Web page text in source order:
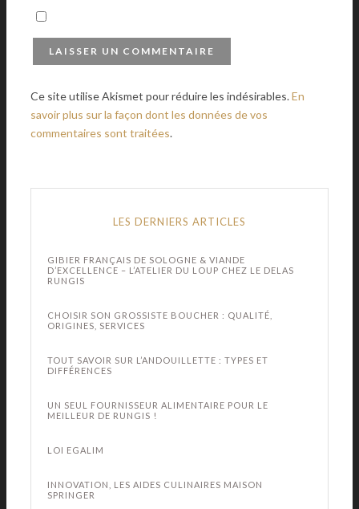
Ce site utilise Akismet pour réduire les indésirables.En
savoir plus sur la façon dont les données de vos
commentaires sont traitées.
LES DERNIERS ARTICLES
GIBIER FRANÇAIS DE SOLOGNE & VIANDE
D’EXCELLENCE – L’ATELIER DU LOUP CHEZ LE DELAS
RUNGIS
CHOISIR SON GROSSISTE BOUCHER : QUALITÉ,
ORIGINES, SERVICES
TOUT SAVOIR SUR L’ANDOUILLETTE : TYPES ET
DIFFÉRENCES
UN SEUL FOURNISSEUR ALIMENTAIRE POUR LE
MEILLEUR DE RUNGIS !
LOI EGALIM
INNOVATION, LES AIDES CULINAIRES MAISON
SPRINGER